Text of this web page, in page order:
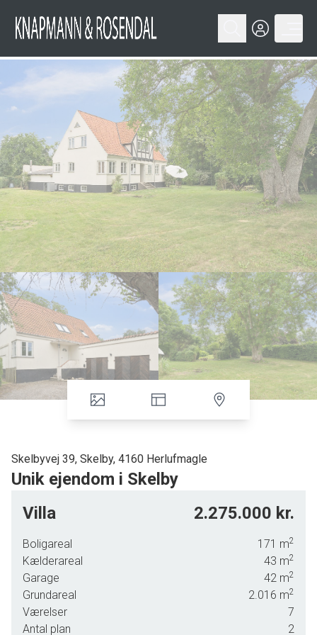
Skelbyvej 39, Skelby, 4160 Herlufmagle
Unik ejendom i Skelby
hele familien.
Her får du en skøn kombination af herskablig charme,
landlig idyl og moderne komfort. Villaen byder dig
velkommen i en flot hall, hvor trappens fine detaljer
understreger boligens særlige karakter.
Boligens to rummelige stuer har en imponerende
Villa 2.275.000 kr.
Boligareal 171 m2
Kælderareal 43 m2
Garage 42 m2
Grundareal 2.016 m2
Værelser
7
Antal plan
2